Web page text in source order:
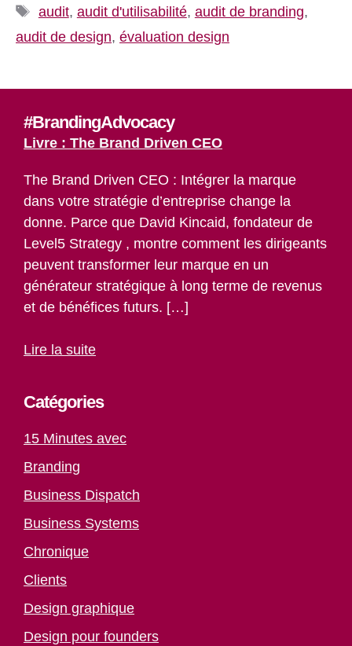
Étiquettes
audit, audit d'utilisabilité, audit de branding,
audit de design, évaluation design
#BrandingAdvocacy
Livre : The Brand Driven CEO
The Brand Driven CEO : Intégrer la marque
dans votre stratégie d’entreprise change la
donne. Parce que David Kincaid, fondateur de
Level5 Strategy , montre comment les dirigeants
peuvent transformer leur marque en un
générateur stratégique à long terme de revenus
et de bénéfices futurs. […]
Lire la suite
Catégories
15 Minutes avec
Branding
Business Dispatch
Business Systems
Chronique
Clients
Design graphique
Design pour founders